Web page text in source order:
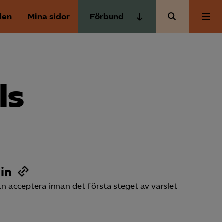
Mina sidor Förbund
Vård­företagarna
Kontakt
acceptera innan det första steget av varslet